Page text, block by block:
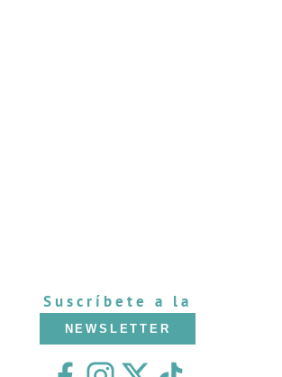
Suscríbete a la
NEWSLETTER